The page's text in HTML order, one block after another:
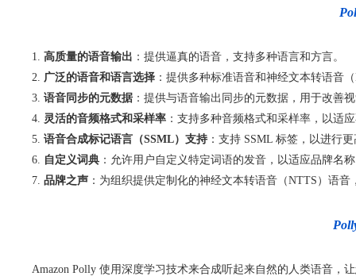
高质量的语音输出 ：提供逼真的语音，支持多种语言和方言。
广泛的语音和语言选择 ：提供多种标准语音和神经文本转语音
语音同步的元数据 ：提供与语音输出同步的元数据，用于改善
灵活的音频格式和采样率 ：支持多种音频格式和采样率，以适
语音合成标记语言（SSML）支持 ：支持 SSML 标签，以进行
自定义词典 ：允许用户自定义特定词语的发音，以适应品牌名
品牌之声 ：为组织提供定制化的神经文本转语音（NTTS）语
Amazon Polly 使用深度学习技术来合成听起来自然的人类语音，